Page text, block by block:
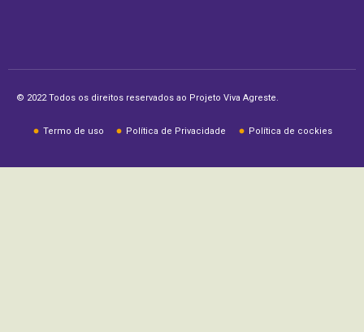
© 2022 Todos os direitos reservados ao Projeto Viva Agreste.
Termo de uso Política de Privacidade Política de cockies